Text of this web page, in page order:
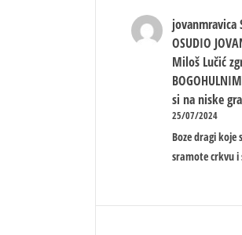
jovanmravica
OSUDIO
Miloš Lučić
si na niske
25/07/2024
Boze dragi koje
sramote crkvu